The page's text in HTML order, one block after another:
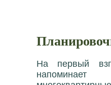
На первый
напоминает